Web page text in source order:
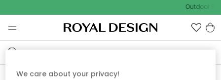
Outdoor
We care about your privacy!